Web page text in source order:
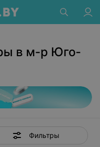
в м-р Юго-
Фильтры